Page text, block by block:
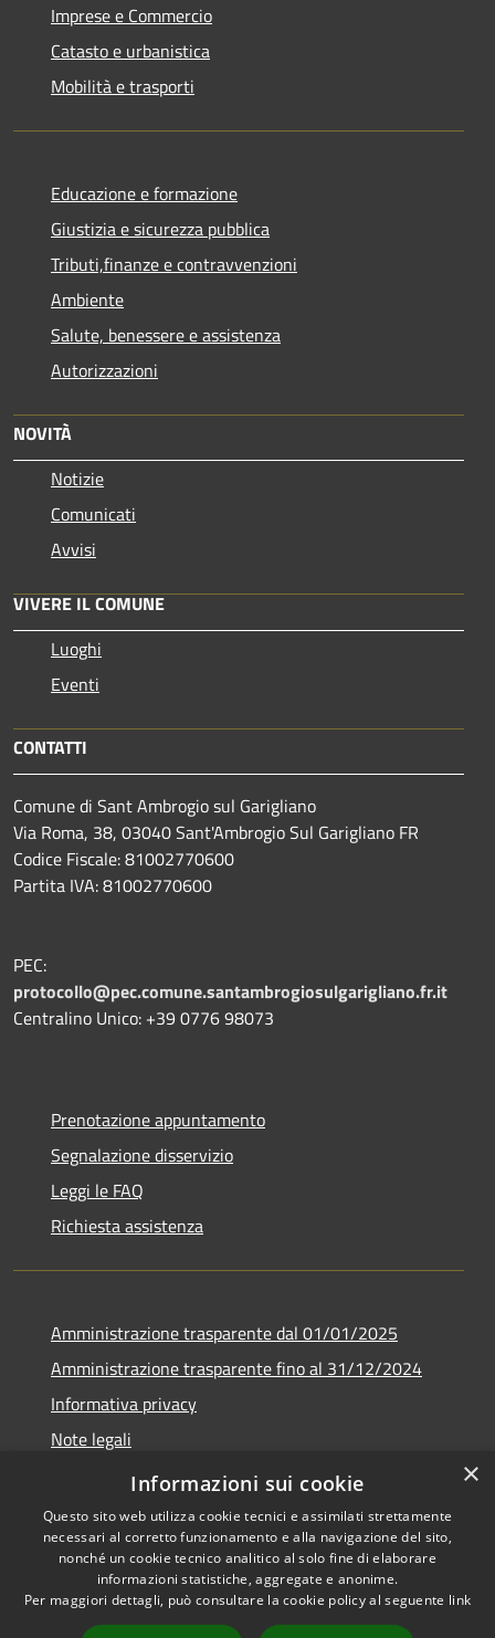
Imprese e Commercio
Catasto e urbanistica
Mobilità e trasporti
Educazione e formazione
Giustizia e sicurezza pubblica
Tributi,finanze e contravvenzioni
Ambiente
Salute, benessere e assistenza
Autorizzazioni
NOVITÀ
Notizie
Comunicati
Avvisi
VIVERE IL COMUNE
Luoghi
Eventi
CONTATTI
Comune di Sant Ambrogio sul Garigliano
Via Roma, 38, 03040 Sant'Ambrogio Sul Garigliano FR
Codice Fiscale: 81002770600
Partita IVA: 81002770600
PEC:
protocollo@pec.comune.santambrogiosulgarigliano.fr.it
Centralino Unico: +39 0776 98073
Prenotazione appuntamento
Segnalazione disservizio
Leggi le FAQ
Richiesta assistenza
Amministrazione trasparente dal 01/01/2025
Amministrazione trasparente fino al 31/12/2024
Informativa privacy
Note legali
Dichiarazione di accessibilità
Accessibilità
Copyright © 2026 • Comune di
Sant'Ambrogio sul Garigliano •
×
Informazioni sui cookie
Questo sito web utilizza cookie tecnici e assimilati strettamente
necessari al corretto funzionamento e alla navigazione del sito,
nonché un cookie tecnico analitico al solo fine di elaborare
informazioni statistiche, aggregate e anonime.
Per maggiori dettagli, può consultare la cookie policy al seguente link